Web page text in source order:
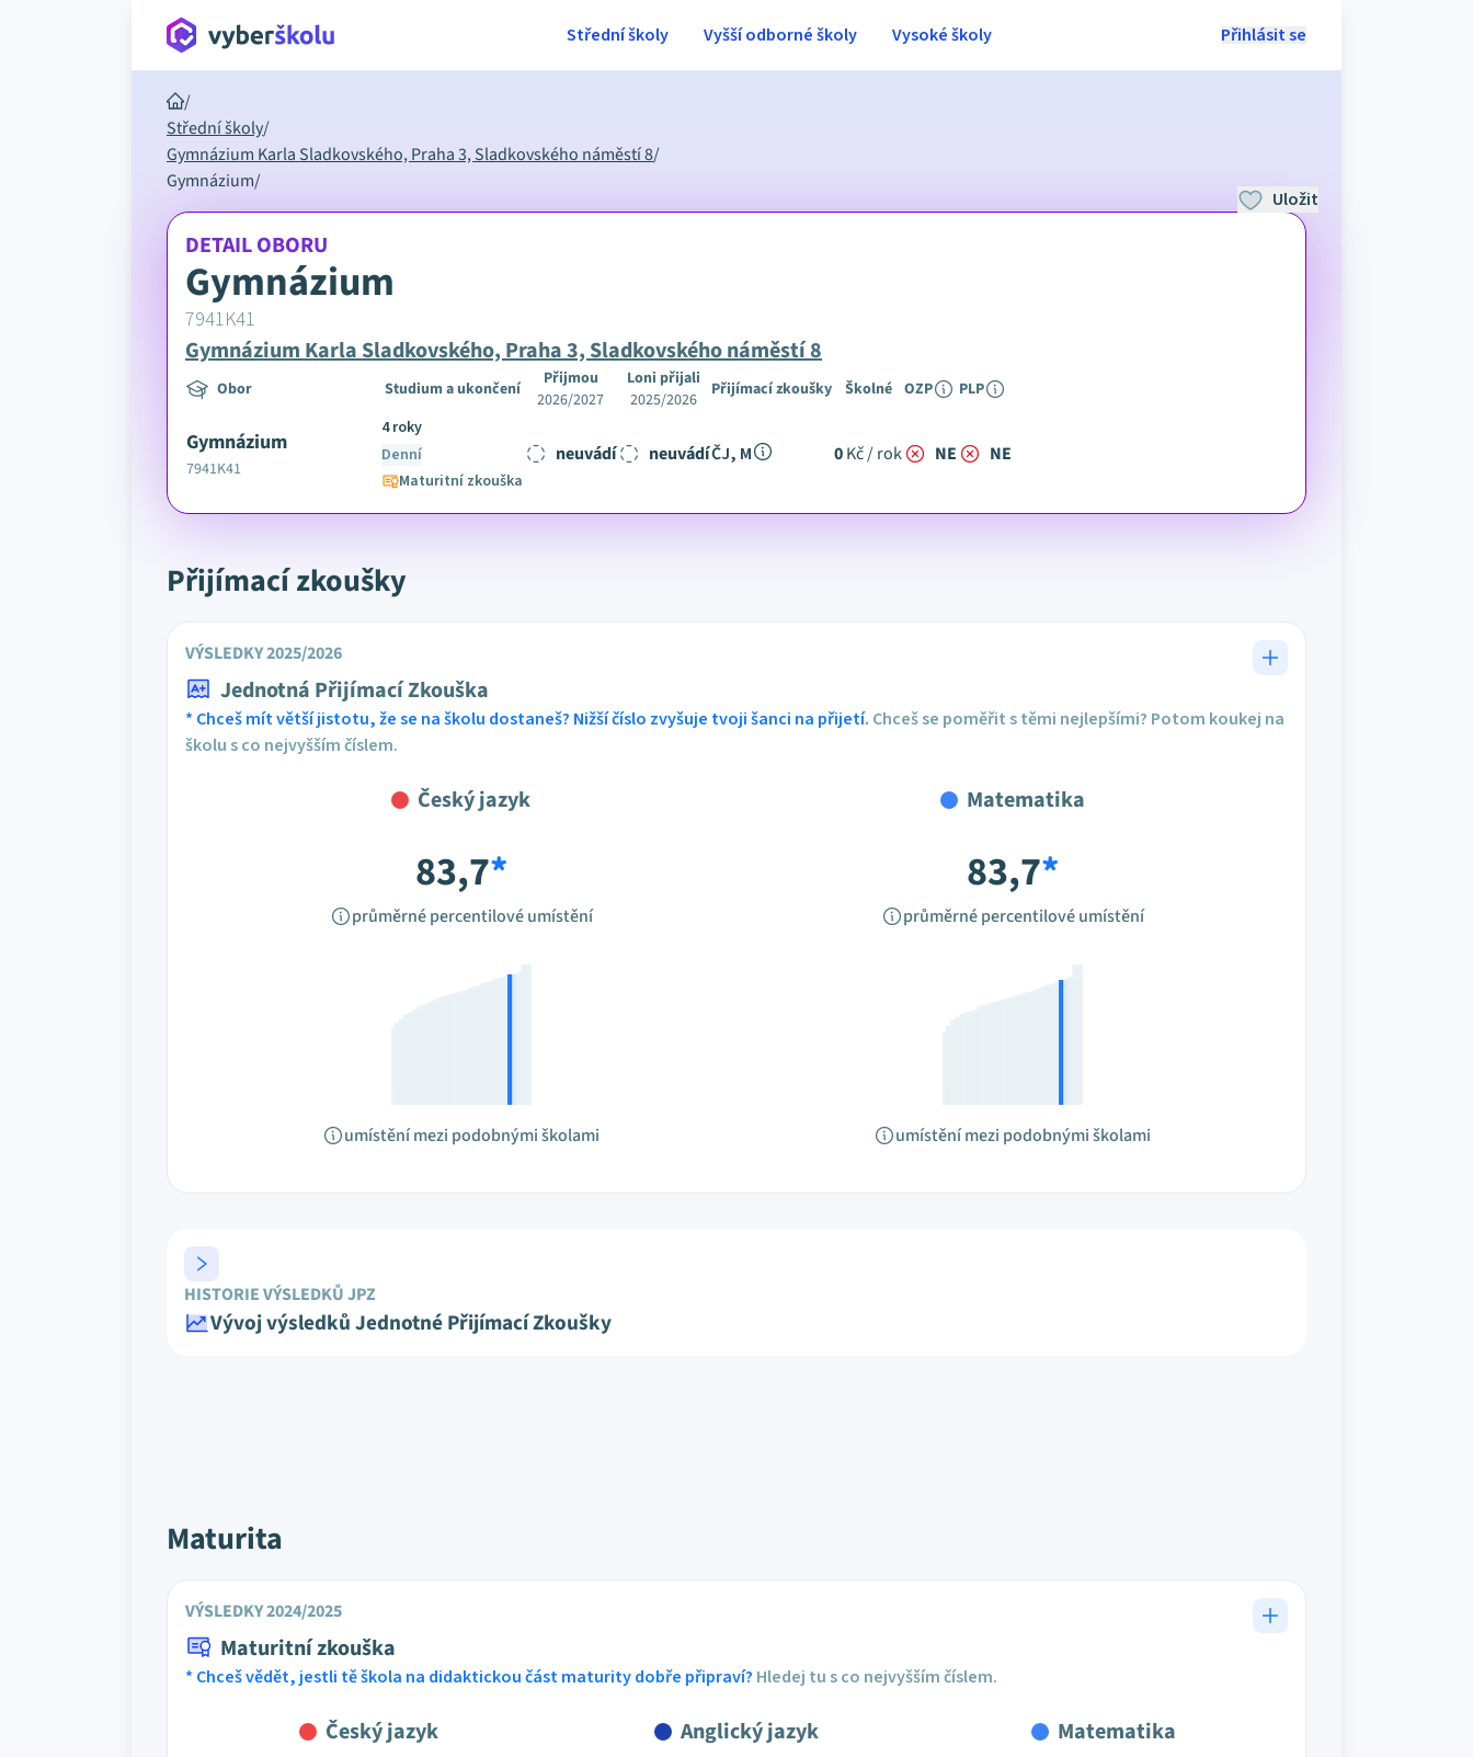
Přihlásit se
Střední školy Vyšší odborné školy Vysoké školy
/
Střední školy/
Gymnázium Karla Sladkovského, Praha 3, Sladkovského náměstí 8/
Gymnázium/
DETAIL OBORU
Gymnázium
7941K41
Gymnázium Karla Sladkovského, Praha 3, Sladkovského náměstí 8
Obor Studium a ukončení
Přijmou
2026/2027
Loni přijali
2025/2026
Přijímací zkoušky Školné OZP PLP
Gymnázium
7941K41
4 roky
Denní
Maturitní zkouška
neuvádí neuvádíČJ, M 0Kč / rok NE NE
Uložit
Přijímací zkoušky
VÝSLEDKY 2025/2026
Jednotná Přijímací Zkouška
* Chceš mít větší jistotu, že se na školu dostaneš? Nižší číslo zvyšuje tvoji šanci na přijetí. Chceš se poměřit s těmi nejlepšími? Potom koukej na
školu s co nejvyšším číslem.
Český jazyk
83,7*
průměrné percentilové umístění
umístění mezi podobnými školami
Matematika
83,7*
průměrné percentilové umístění
umístění mezi podobnými školami
HISTORIE VÝSLEDKŮ JPZ
Vývoj výsledků Jednotné Přijímací Zkoušky
Maturita
VÝSLEDKY 2024/2025
Maturitní zkouška
* Chceš vědět, jestli tě škola na didaktickou část maturity dobře připraví? Hledej tu s co nejvyšším číslem.
Český jazyk Anglický jazyk Matematika